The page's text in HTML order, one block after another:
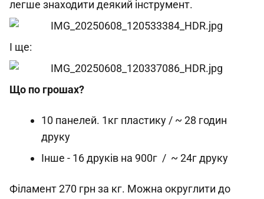
легше знаходити деякий інструмент.
І ще:
Що по грошах?
10 панелей. 1кг пластику / ~ 28 годин
друку
Інше - 16 друків на 900г / ~ 24г друку
Філамент 270 грн за кг. Можна округлити до